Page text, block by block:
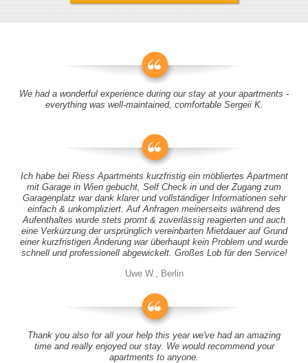
We had a wonderful experience during our stay at your apartments -
everything was well-maintained, comfortable Sergeii K.
Ich habe bei Riess Apartments kurzfristig ein möbliertes Apartment
mit Garage in Wien gebucht, Self Check in und der Zugang zum
Garagenplatz war dank klarer und vollständiger Informationen sehr
einfach & unkompliziert. Auf Anfragen meinerseits während des
Aufenthaltes wurde stets promt & zuverlässig reagierten und auch
eine Verkürzung der ursprünglich vereinbarten Mietdauer auf Grund
einer kurzfristigen Änderung war überhaupt kein Problem und wurde
schnell und professionell abgewickelt. Großes Lob für den Service!
Uwe W., Berlin
Thank you also for all your help this year we've had an amazing
time and really enjoyed our stay. We would recommend your
apartments to anyone.